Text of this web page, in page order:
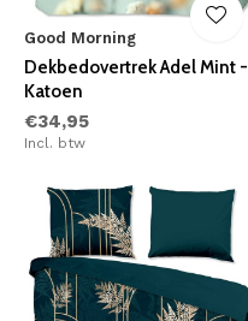
Good Morning
Dekbedovertrek Adel Mint -
Katoen
€34,95
Incl. btw